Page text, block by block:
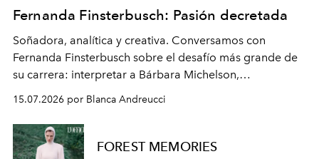
Fernanda Finsterbusch: Pasión decretada
Soñadora, analítica y creativa. Conversamos con
Fernanda Finsterbusch sobre el desafío más grande de
su carrera: interpretar a Bárbara Michelson,
protagonista de
Prohibida obsesión
nocturna de Mega. La actriz reflexiona sobre la creación
de personajes femeninos complejos y la evolución que
han tenido a través de los años.
15.07.2026 por Blanca Andreucci
FOREST MEMORIES